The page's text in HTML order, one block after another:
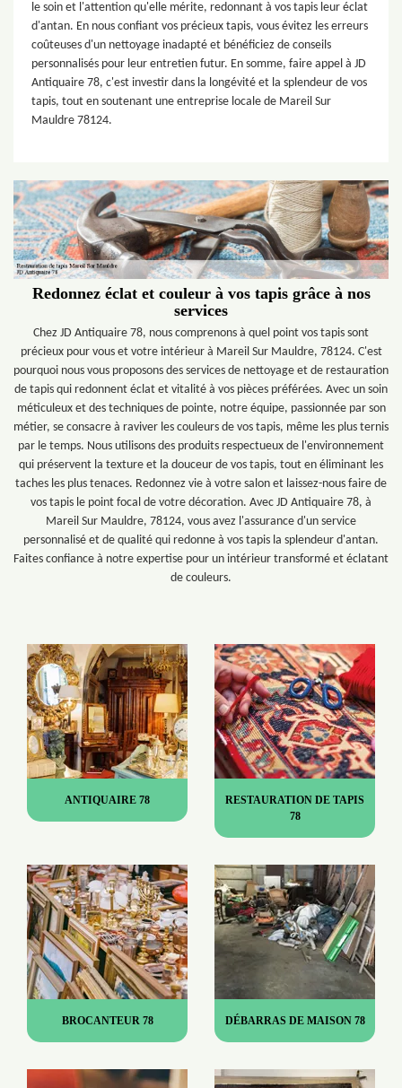
le soin et l'attention qu'elle mérite, redonnant à vos tapis leur éclat
d'antan. En nous confiant vos précieux tapis, vous évitez les erreurs
coûteuses d'un nettoyage inadapté et bénéficiez de conseils
personnalisés pour leur entretien futur. En somme, faire appel à JD
Antiquaire 78, c'est investir dans la longévité et la splendeur de vos
tapis, tout en soutenant une entreprise locale de Mareil Sur
Mauldre 78124.
Redonnez éclat et couleur à vos tapis grâce à nos
services
Chez JD Antiquaire 78, nous comprenons à quel point vos tapis sont
précieux pour vous et votre intérieur à Mareil Sur Mauldre, 78124. C'est
pourquoi nous vous proposons des services de nettoyage et de restauration
de tapis qui redonnent éclat et vitalité à vos pièces préférées. Avec un soin
méticuleux et des techniques de pointe, notre équipe, passionnée par son
métier, se consacre à raviver les couleurs de vos tapis, même les plus ternis
par le temps. Nous utilisons des produits respectueux de l'environnement
qui préservent la texture et la douceur de vos tapis, tout en éliminant les
taches les plus tenaces. Redonnez vie à votre salon et laissez-nous faire de
vos tapis le point focal de votre décoration. Avec JD Antiquaire 78, à
Mareil Sur Mauldre, 78124, vous avez l'assurance d'un service
personnalisé et de qualité qui redonne à vos tapis la splendeur d'antan.
Faites confiance à notre expertise pour un intérieur transformé et éclatant
de couleurs.
ANTIQUAIRE 78
RESTAURATION DE TAPIS
78
BROCANTEUR 78 DÉBARRAS DE MAISON 78